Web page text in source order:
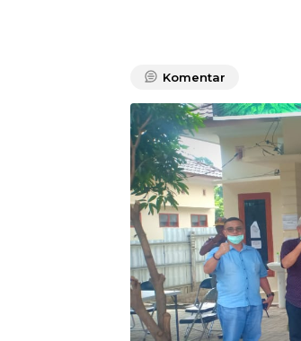
Komentar